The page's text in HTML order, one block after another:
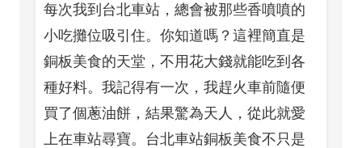
每次我到台北車站，總會被那些香噴噴的
小吃攤位吸引住。你知道嗎？這裡簡直是
銅板美食的天堂，不用花大錢就能吃到各
種好料。我記得有一次，我趕火車前隨便
買了個蔥油餅，結果驚為天人，從此就愛
上在車站尋寶。台北車站銅板美食不只是